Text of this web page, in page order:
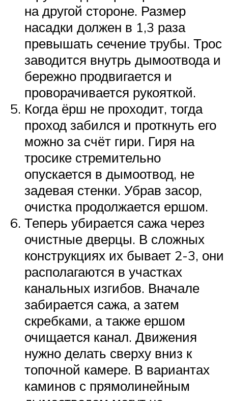
на другой стороне. Размер
насадки должен в 1,3 раза
превышать сечение трубы. Трос
заводится внутрь дымоотвода и
бережно продвигается и
проворачивается рукояткой.
Когда ёрш не проходит, тогда
проход забился и проткнуть его
можно за счёт гири. Гиря на
тросике стремительно
опускается в дымоотвод, не
задевая стенки. Убрав засор,
очистка продолжается ершом.
Теперь убирается сажа через
очистные дверцы. В сложных
конструкциях их бывает 2-3, они
располагаются в участках
канальных изгибов. Вначале
забирается сажа, а затем
скребками, а также ершом
очищается канал. Движения
нужно делать сверху вниз к
топочной камере. В вариантах
каминов с прямолинейным